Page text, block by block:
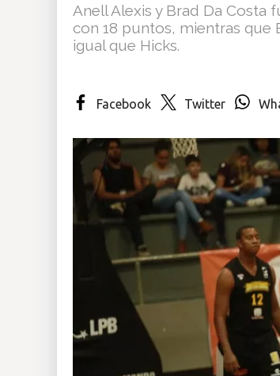
Multimedia
Anell Alexis y Brad Da
con 18 puntos, mientras que
igual que Hicks.
Facebook Twitter